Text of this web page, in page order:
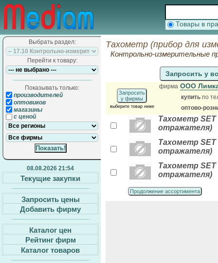
Товары в
Выбрать раздел:
Перейти к товару:
Показывать только:
производителей
оптовиков
магазины
с ценой
08.08.2026 21:54
Текущие закупки
Запросить цены
Добавить фирму
Каталог цен
Рейтинг фирм
Каталог товаров
Тахометр (прибор для
Контрольно-измерительные
Запросить у
Запросить
у фирмы
выберите товар ниже
фирма ООО
купить по
оптово-
Тахометр SET
отражателя)
Тахометр SET
отражателя)
Тахометр SET
отражателя)
Продолжение ассортимента